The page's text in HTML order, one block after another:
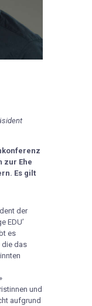
zur Ehe
Es gilt
der
EDU’
es
die das
und
aufgrund